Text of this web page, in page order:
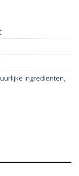
ingrediënten,